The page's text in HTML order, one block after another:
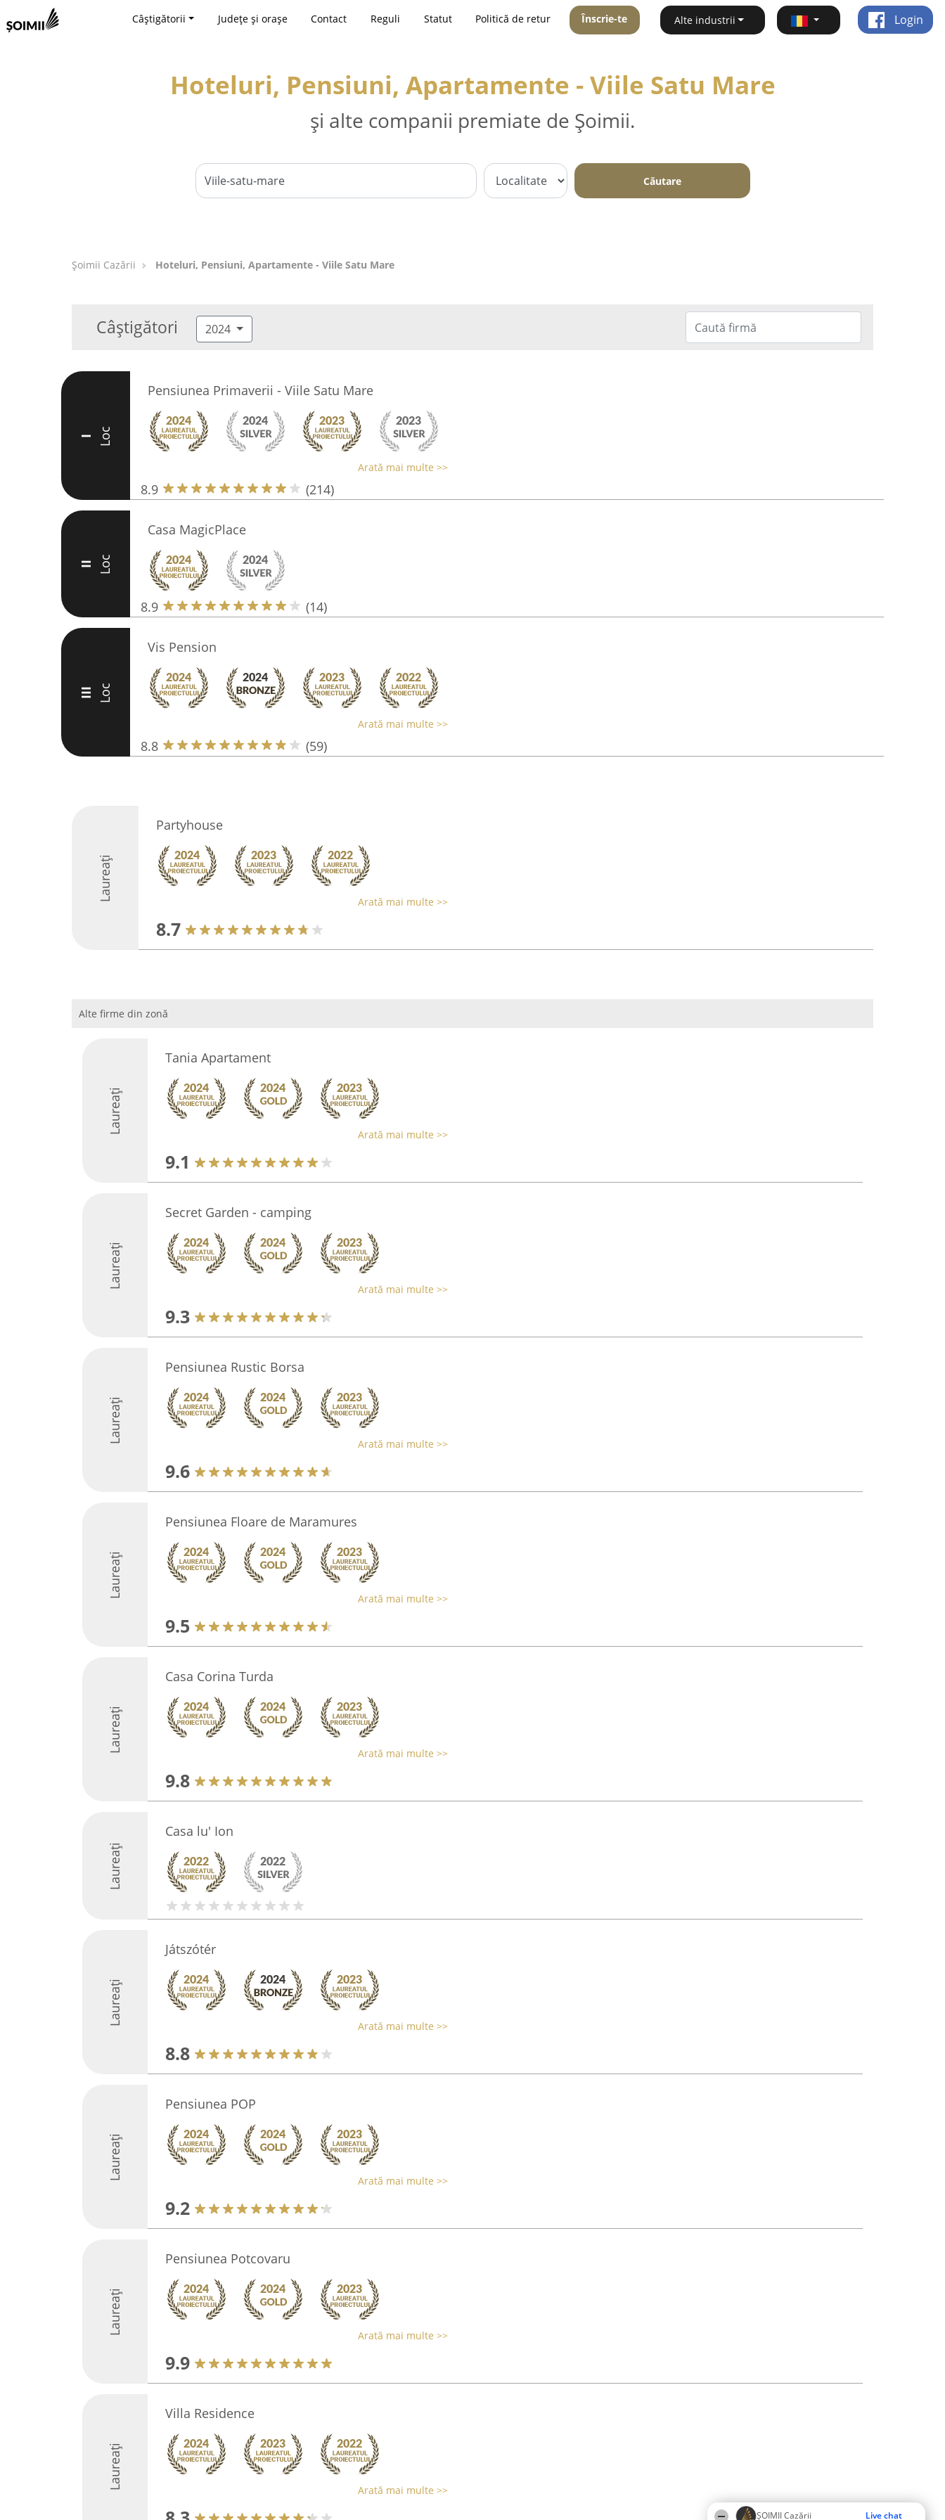
ȘOIMII Cazării Live chat
Câștigătorii Județe și orașe Contact Reguli Statut Politică de retur Înscrie-te Alte industrii Login
Hoteluri, Pensiuni, Apartamente - Viile Satu Mare
și alte companii premiate de Șoimii.
Căutare
Șoimii Cazării Hoteluri, Pensiuni, Apartamente - Viile Satu Mare
Câștigători 2024
I Loc
Pensiunea Primaverii - Viile Satu Mare
Arată mai multe >>
8.9 (214)
II Loc
Casa MagicPlace
8.9 (14)
III Loc
Vis Pension
Arată mai multe >>
8.8 (59)
Laureați
Partyhouse
Arată mai multe >>
8.7
Alte firme din zonă
Laureați
Tania Apartament
Arată mai multe >>
9.1
Laureați
Secret Garden - camping
Arată mai multe >>
9.3
Laureați
Pensiunea Rustic Borsa
Arată mai multe >>
9.6
Laureați
Pensiunea Floare de Maramures
Arată mai multe >>
9.5
Laureați
Casa Corina Turda
Arată mai multe >>
9.8
Laureați
Casa lu' Ion
Laureați
Játszótér
Arată mai multe >>
8.8
Laureați
Pensiunea POP
Arată mai multe >>
9.2
Laureați
Pensiunea Potcovaru
Arată mai multe >>
9.9
Laureați
Villa Residence
Arată mai multe >>